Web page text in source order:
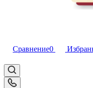
Сравнение0